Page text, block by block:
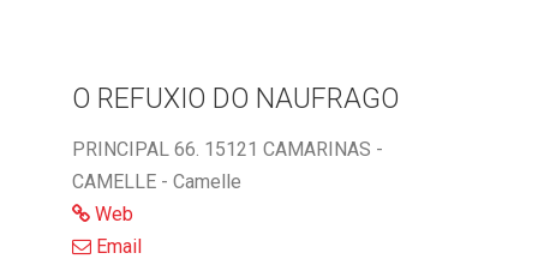
O REFUXIO DO NAUFRAGO
PRINCIPAL 66. 15121 CAMARINAS -
CAMELLE - Camelle
Web
Email